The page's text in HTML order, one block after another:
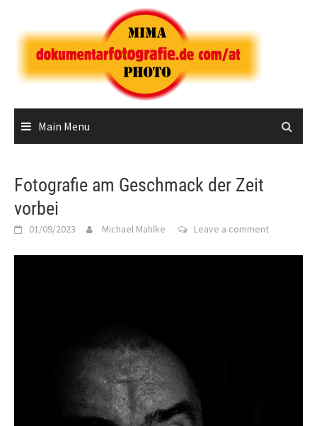
content
Main Menu
Fotografie am Geschmack der Zeit
vorbei
01/09/2023 Michael Mahlke Leave a comment